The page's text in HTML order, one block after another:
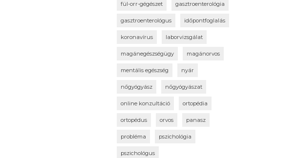
fül-orr-gégészet gasztroenterológia
gasztroenterológus időpontfoglalás
koronavírus laborvizsgálat
magánegészségügy magánorvos
mentális egészség nyár
nőgyógyász nőgyógyászat
online konzultáció ortopédia
ortopédus orvos panasz
probléma pszichológia
pszichológus